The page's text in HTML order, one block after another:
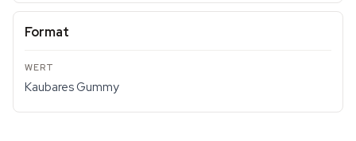
Format
Kaubares Gummy